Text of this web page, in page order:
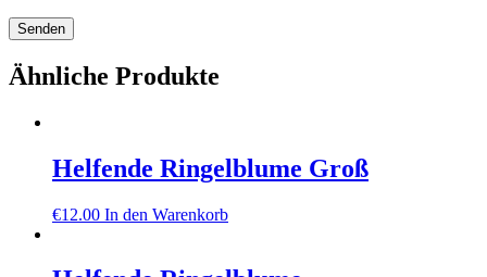
Ähnliche Produkte
Helfende Ringelblume Groß
€12.00 In den Warenkorb